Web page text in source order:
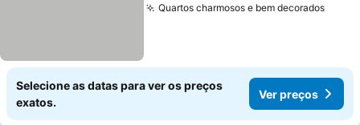
Quartos charmosos e bem decorados
Selecione as datas para ver os preços
exatos.
Ver preços